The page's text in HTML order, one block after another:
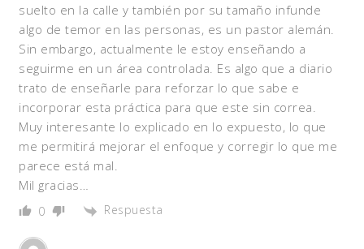
suelto en la calle y también por su tamaño infunde
algo de temor en las personas, es un pastor alemán.
Sin embargo, actualmente le estoy enseñando a
seguirme en un área controlada. Es algo que a diario
trato de enseñarle para reforzar lo que sabe e
incorporar esta práctica para que este sin correa.
Muy interesante lo explicado en lo expuesto, lo que
me permitirá mejorar el enfoque y corregir lo que me
parece está mal.
Mil gracias…
0 Respuesta